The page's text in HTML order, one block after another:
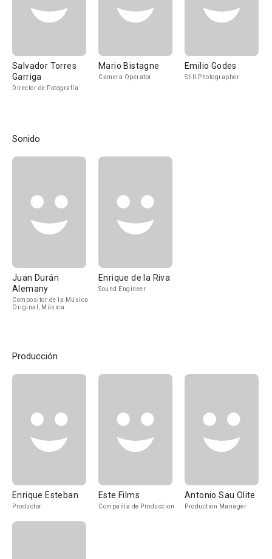
Salvador Torres
Garriga
Director de Fotografía
Mario Bistagne
Camera Operator
Emilio Godes
Still Photographer
Sonido
Juan Durán
Alemany
Compositor de la Música
Original, Música
Enrique de la Riva
Sound Engineer
Producción
Enrique Esteban
Productor
Este Films
Compañía de Produccion
Antonio Sau Olite
Production Manager